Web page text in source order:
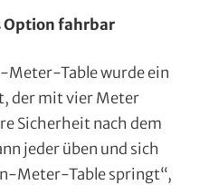
Option fahrbar
Meter-Table wurde ein
der mit vier Meter
Sicherheit nach dem
jeder üben und sich
Meter-Table springt“,